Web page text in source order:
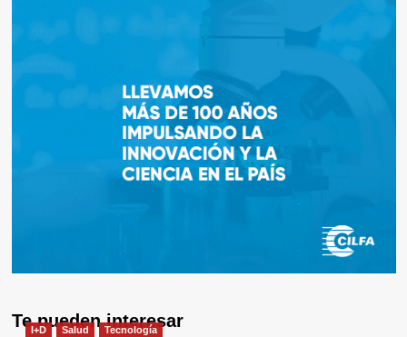
Te pueden interesar
I+D Salud Tecnología